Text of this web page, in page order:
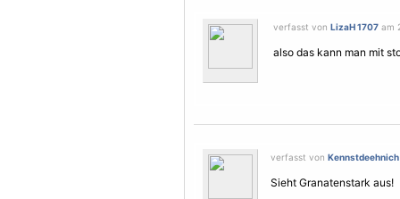
verfasst von LizaH 1707 am
also das kann man mit
verfasst von Kennstdeehnich
Sieht Granatenstark aus!